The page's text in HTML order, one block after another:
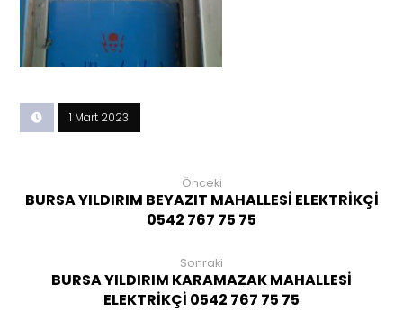
1 Mart 2023
Önceki
BURSA YILDIRIM BEYAZIT MAHALLESİ ELEKTRİKÇİ
0542 767 75 75
Sonraki
BURSA YILDIRIM KARAMAZAK MAHALLESİ
ELEKTRİKÇİ 0542 767 75 75